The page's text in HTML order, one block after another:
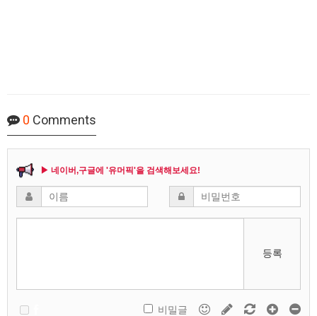
0 Comments
▶ 네이버,구글에 '유머픽'을 검색해보세요!
등록
비밀글